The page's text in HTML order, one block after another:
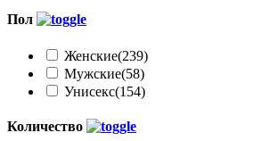
Пол
Женские(239)
Мужские(58)
Унисекс(154)
Количество